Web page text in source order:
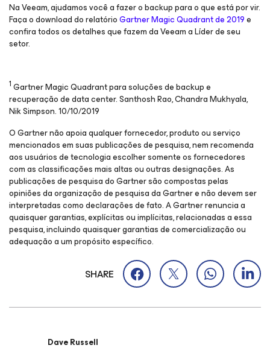
Na Veeam, ajudamos você a fazer o backup para o que está por vir.
Faça o download do relatórioGartner Magic Quadrant de 2019e
confira todos os detalhes que fazem da Veeam a Líder de seu
setor.
1 Gartner Magic Quadrant para soluções de backup e
recuperação de data center. Santhosh Rao, Chandra Mukhyala,
Nik Simpson. 10/10/2019
O Gartner não apoia qualquer fornecedor, produto ou serviço
mencionados em suas publicações de pesquisa, nem recomenda
aos usuários de tecnologia escolher somente os fornecedores
com as classificações mais altas ou outras designações. As
publicações de pesquisa do Gartner são compostas pelas
opiniões da organização de pesquisa da Gartner e não devem ser
interpretadas como declarações de fato. A Gartner renuncia a
quaisquer garantias, explícitas ou implícitas, relacionadas a essa
pesquisa, incluindo quaisquer garantias de comercialização ou
adequação a um propósito específico.
SHARE
Dave Russell